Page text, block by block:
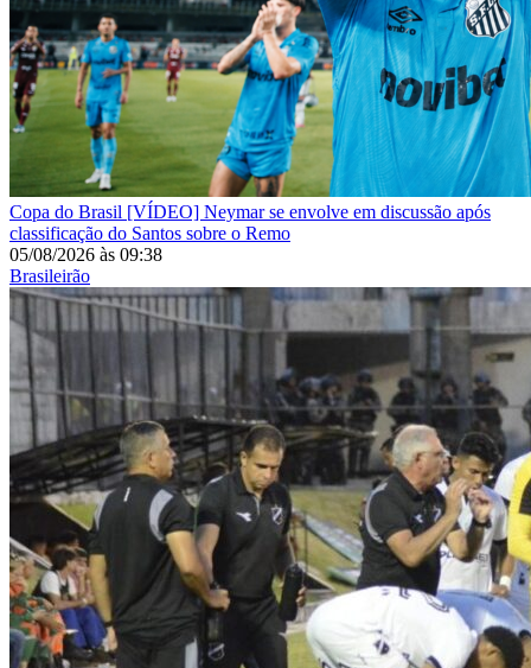
Copa do Brasil [VÍDEO] Neymar se envolve em discussão após
classificação do Santos sobre o Remo
05/08/2026 às 09:38
Brasileirão